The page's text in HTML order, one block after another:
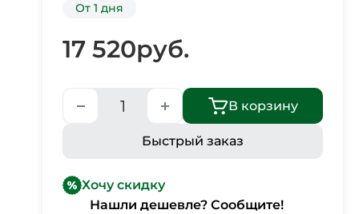
От 1 дня
17 520руб.
В корзину
Быстрый заказ
Хочу скидку
Нашли дешевле? Сообщите!